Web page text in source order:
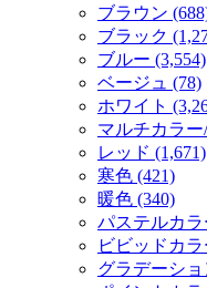
ブラウン
ブラック
ブルー (3,554)
ベージュ (78)
ホワイト
マルチカラー
レッド (1,671)
寒色 (421)
暖色 (340)
パステルカラ
ビビッドカラ
グラデーショ